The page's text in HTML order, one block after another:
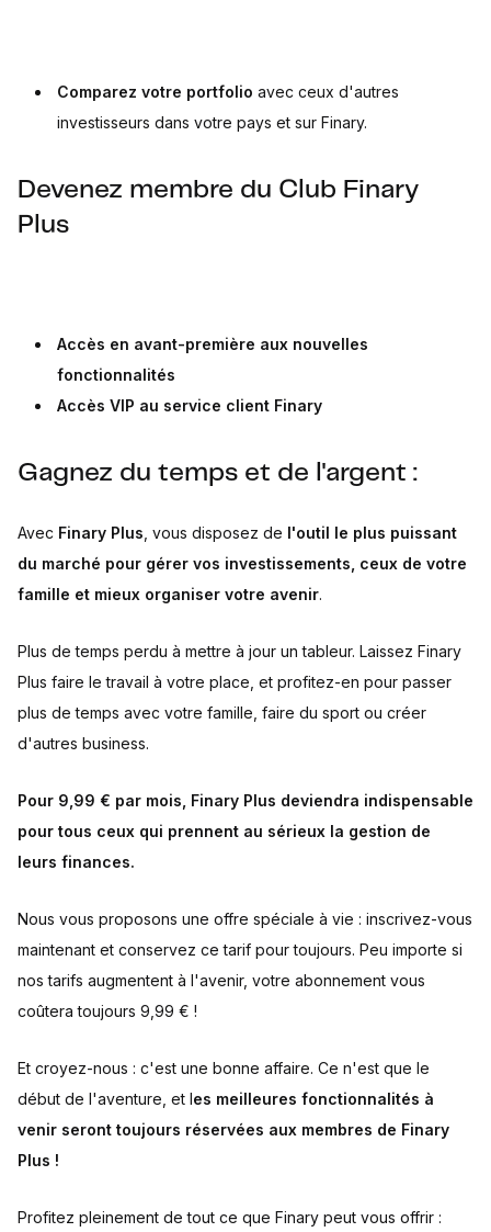
Comparez votre portfolio avec ceux d'autres
investisseurs dans votre pays et sur Finary.
Devenez membre du Club Finary
Plus
Accès en avant-première aux nouvelles
fonctionnalités
Accès VIP au service client Finary
Gagnez du temps et de l'argent :
Avec Finary Plus , vous disposez de l'outil le plus puissant
du marché pour gérer vos investissements, ceux de votre
famille et mieux organiser votre avenir.
Plus de temps perdu à mettre à jour un tableur. Laissez Finary
Plus faire le travail à votre place, et profitez-en pour passer
plus de temps avec votre famille, faire du sport ou créer
d'autres business.
Pour 9,99 € par mois, Finary Plus deviendra indispensable
pour tous ceux qui prennent au sérieux la gestion de
leurs finances.
Nous vous proposons une offre spéciale à vie : inscrivez-vous
maintenant et conservez ce tarif pour toujours. Peu importe si
nos tarifs augmentent à l'avenir, votre abonnement vous
coûtera toujours 9,99 € !
Et croyez-nous : c'est une bonne affaire. Ce n'est que le
début de l'aventure, et les meilleures fonctionnalités à
venir seront toujours réservées aux membres de Finary
Plus !
Profitez pleinement de tout ce que Finary peut vous offrir :